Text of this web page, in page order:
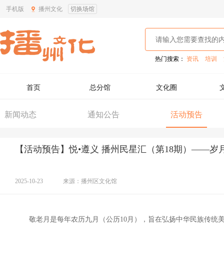
手机版 播州文化 切换场馆
热门搜索： 资讯 培训
首页 总分馆 文化圈
新闻动态 通知公告 活动预告
【活动预告】悦•遵义 播州民星汇（第18期）——岁
2025-10-23 来源：播州区文化馆
敬老月是每年农历九月（公历10月）， 旨在弘扬中华民族传统